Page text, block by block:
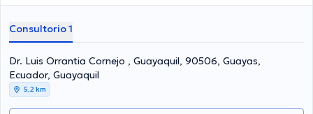
área de especialidad. La Dra. tiene varios años de experiencia
miembro de diversas asociaciones médicas. Andrea Ojeda De
Saltos ha cooperado en abundantes conferencias con la meta de
tener una formación continua en su campo de especialización y ha
anunciado importantes comunicados.
Consultorio 1
Dr. Luis Orrantia Cornejo , Guayaquil, 90506, Guayas,
Ecuador, Guayaquil
5,2 km